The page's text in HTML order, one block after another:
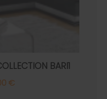
BARI1
€